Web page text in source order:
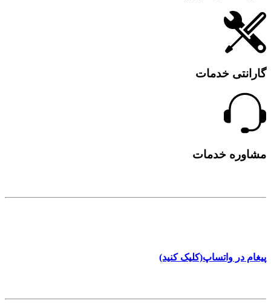
گارانتی خدمات
مشاوره خدمات
پیغام در واتساپ(کلیک کنید)